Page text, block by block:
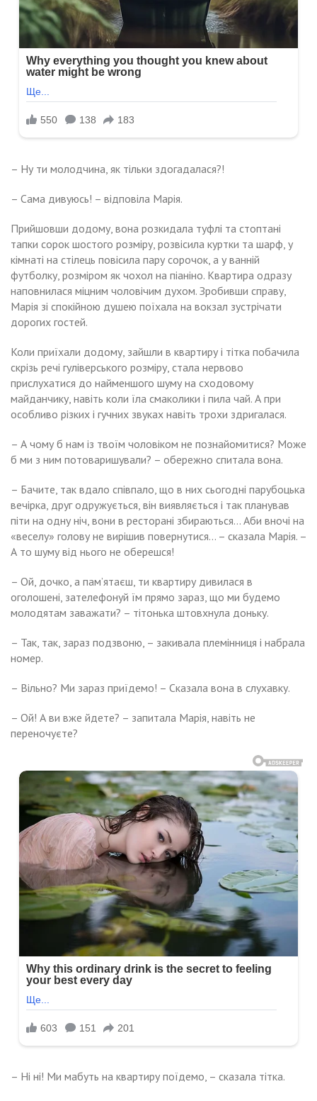
– Ну ти молодчина, як тільки здогадалася?!
– Сама дивуюсь! – відповіла Марія.
Прийшовши додому, вона розкидала туфлі та стоптані
тапки сорок шостого розміру, розвісила куртки та шарф, у
кімнаті на стілець повісила пару сорочок, а у ванній
футболку, розміром як чохол на піаніно. Квартира одразу
наповнилася міцним чоловічим духом. Зробивши справу,
Марія зі спокійною душею поїхала на вокзал зустрічати
дорогих гостей.
Коли приїхали додому, зайшли в квартиру і тітка побачила
скрізь речі гуліверського розміру, стала нервово
прислухатися до найменшого шуму на сходовому
майданчику, навіть коли їла смаколики і пила чай. А при
особливо різких і гучних звуках навіть трохи здригалася.
– А чому б нам із твоїм чоловіком не познайомитися? Може
б ми з ним потоваришували? – обережно спитала вона.
– Бачите, так вдало співпало, що в них сьогодні парубоцька
вечірка, друг одружується, він виявляється і так планував
піти на одну ніч, вони в ресторані збираються… Аби вночі на
«веселу» голову не вирішив повернутися… – сказала Марія. –
А то шуму від нього не оберешся!
– Ой, дочко, а пам’ятаєш, ти квартиру дивилася в
оголошені, зателефонуй їм прямо зараз, що ми будемо
молодятам заважати? – тітонька штовхнула доньку.
– Так, так, зараз подзвоню, – закивала племінниця і набрала
номер.
– Вільно? Ми зараз приїдемо! – Сказала вона в слухавку.
– Ой! А ви вже йдете? – запитала Марія, навіть не
переночуєте?
– Ні ні! Ми мабуть на квартиру поїдемо, – сказала тітка.